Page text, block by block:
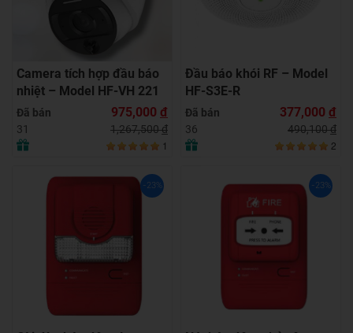
Camera tích hợp đầu báo
nhiệt – Model HF-VH 221
Đã bán
31
975,000 đ
1,267,500đ
1
Đầu báo khói RF – Model
HF-S3E-R
Đã bán
36
377,000 đ
490,100đ
2
-23% -23%